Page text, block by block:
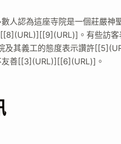
人認為這座寺院是一個莊嚴神
。有些訪客
其義工的態度表示讚許
友善[[3](URL)][[6](URL)]。